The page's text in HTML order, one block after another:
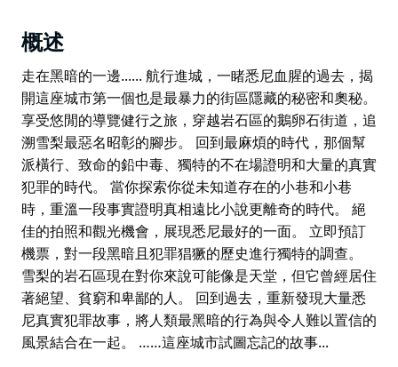
概述
走在黑暗的一邊...... 航行進城，一睹悉尼血腥的過去，揭
開這座城市第一個也是最暴力的街區隱藏的秘密和奧秘。
享受悠閒的導覽健行之旅，穿越岩石區的鵝卵石街道，追
溯雪梨最惡名昭彰的腳步。 回到最麻煩的時代，那個幫
派橫行、致命的鉛中毒、獨特的不在場證明和大量的真實
犯罪的時代。 當你探索你從未知道存在的小巷和小巷
時，重溫一段事實證明真相遠比小說更離奇的時代。 絕
佳的拍照和觀光機會，展現悉尼最好的一面。 立即預訂
機票，對一段黑暗且犯罪猖獗的歷史進行獨特的調查。
雪梨的岩石區現在對你來說可能像是天堂，但它曾經居住
著絕望、貧窮和卑鄙的人。 回到過去，重新發現大量悉
尼真實犯罪故事，將人類最黑暗的行為與令人難以置信的
風景結合在一起。 ……這座城市試圖忘記的故事...